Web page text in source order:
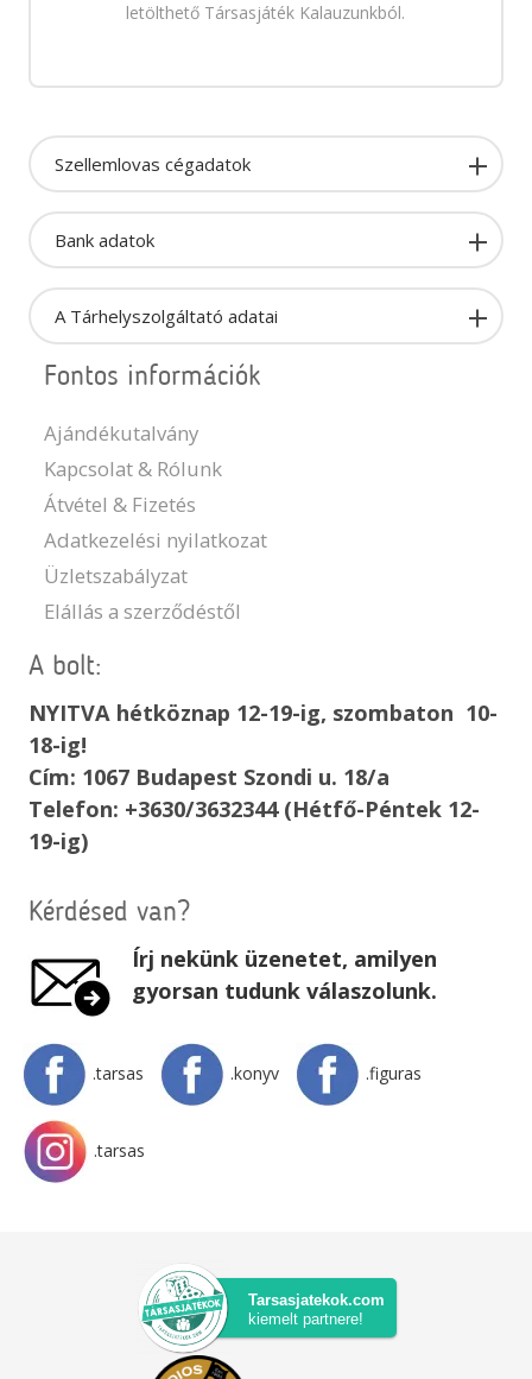
letölthető Társasjáték Kalauzunkból.
Szellemlovas cégadatok
Bank adatok
A Tárhelyszolgáltató adatai
Fontos információk
Ajándékutalvány
Kapcsolat & Rólunk
Átvétel & Fizetés
Adatkezelési nyilatkozat
Üzletszabályzat
Elállás a szerződéstől
A bolt:
NYITVA hétköznap 12-19-ig, szombaton 10-
18-ig!
Cím: 1067 Budapest Szondi u. 18/a
Telefon: +3630/3632344 (Hétfő-Péntek 12-
19-ig)
Kérdésed van?
Írj nekünk üzenetet, amilyen
gyorsan tudunk válaszolunk.
.tarsas .konyv .figuras
.tarsas
Tarsasjatekok.com
kiemelt partnere!